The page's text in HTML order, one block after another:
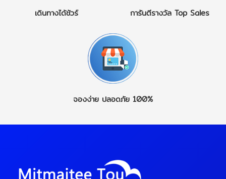
เดินทางได้ชัวร์ การันตีรางวัล Top Sales
จองง่าย ปลอดภัย 100%